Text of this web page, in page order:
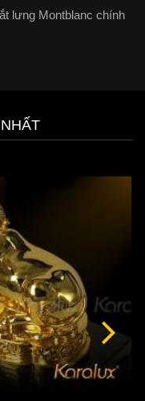
lưng Montblanc chính